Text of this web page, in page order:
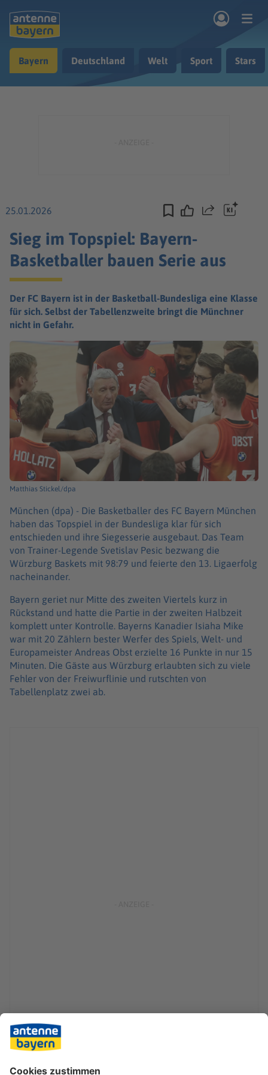
Musik & Radio
Bayern Deutschland Welt Sport Stars
25.01.2026 Teilen
Sieg im Topspiel: Bayern-
Basketballer bauen Serie aus
Der FC Bayern ist in der Basketball-Bundesliga eine Klasse
für sich. Selbst der Tabellenzweite bringt die Münchner
nicht in Gefahr.
Matthias Stickel/dpa
München (dpa) - Die Basketballer des FC Bayern München
haben das Topspiel in der Bundesliga klar für sich
entschieden und ihre Siegesserie ausgebaut. Das Team
von Trainer-Legende Svetislav Pesic bezwang die
Würzburg Baskets mit 98:79 und feierte den 13. Ligaerfolg
nacheinander.
Bayern geriet nur Mitte des zweiten Viertels kurz in
Rückstand und hatte die Partie in der zweiten Halbzeit
komplett unter Kontrolle. Bayerns Kanadier Isiaha Mike
war mit 20 Zählern bester Werfer des Spiels, Welt- und
Europameister Andreas Obst erzielte 16 Punkte in nur 15
Minuten. Die Gäste aus Würzburg erlaubten sich zu viele
Fehler von der Freiwurflinie und rutschten von
Tabellenplatz zwei ab.